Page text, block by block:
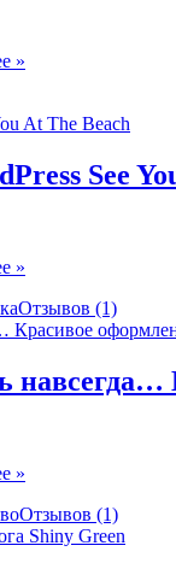
»
See
»
Отзывов (1)
»
Отзывов (1)